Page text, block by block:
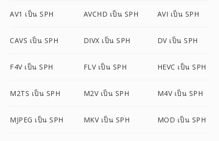
AV1 เป็น SPH AVCHD เป็น SPH AVI เป็น SPH
CAVS เป็น SPH DIVX เป็น SPH DV เป็น SPH
F4V เป็น SPH FLV เป็น SPH HEVC เป็น SPH
M2TS เป็น SPH M2V เป็น SPH M4V เป็น SPH
MJPEG เป็น SPH MKV เป็น SPH MOD เป็น SPH